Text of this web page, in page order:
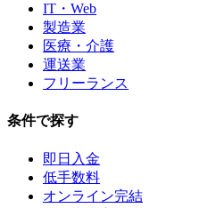
IT・Web
製造業
医療・介護
運送業
フリーランス
条件で探す
即日入金
低手数料
オンライン完結